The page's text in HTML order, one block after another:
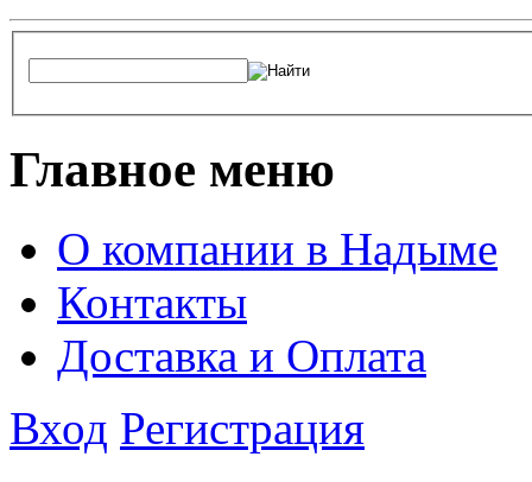
Главное меню
О компании в Надыме
Контакты
Доставка и Оплата
Вход Регистрация